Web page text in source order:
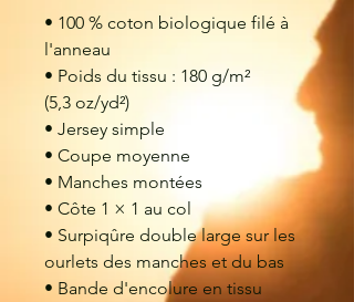
• 100 % coton biologique filé à
l'anneau
• Poids du tissu : 180 g/m²
(5,3 oz/yd²)
• Jersey simple
• Coupe moyenne
• Manches montées
• Côte 1 × 1 au col
• Surpiqûre double large sur les
ourlets des manches et du bas
• Bande d'encolure en tissu